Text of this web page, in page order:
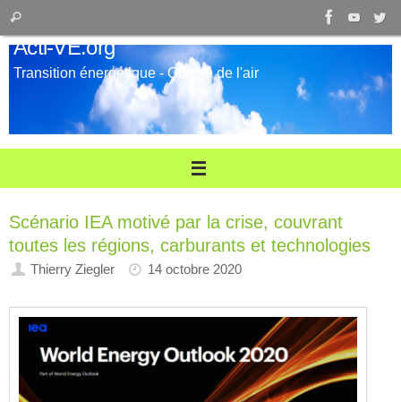
Passer
au
contenu
pour
:
Rechercher
Acti-VE.org
Transition énergétique - Qualité de l'air
Scénario IEA motivé par la crise, couvrant
toutes les régions, carburants et technologies
Thierry Ziegler 14 octobre 2020